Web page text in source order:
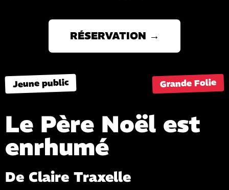
RÉSERVATION →
Jeune public Grande Folie
Le Père Noël est
enrhumé
De Claire Traxelle